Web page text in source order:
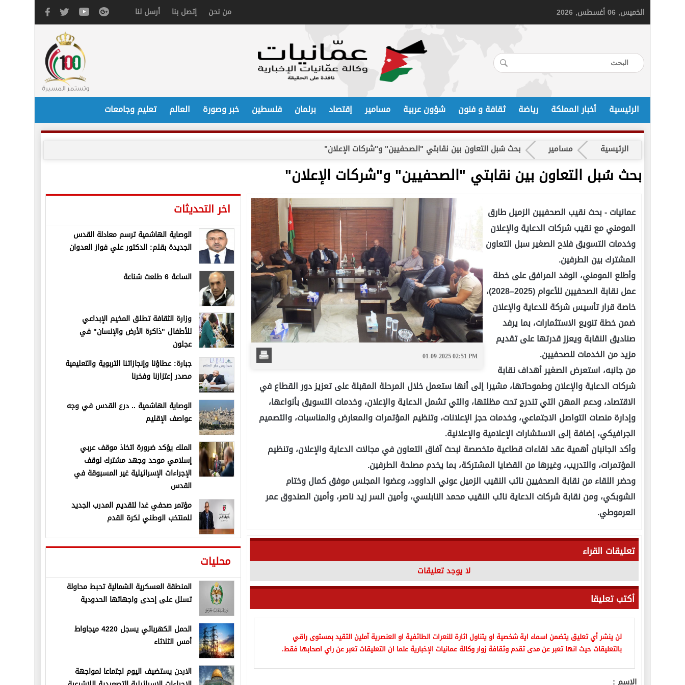
الخميس, 06 أغسطس, 2026 من نحن إتصل بنا أرسل لنا
الرئيسية أخبار المملكة رياضة ثقافة و فنون شؤون عربية مسامير إقتصاد برلمان فلسطين خبر وصورة العالم تعليم وجامعات
الرئيسية مسامير بحث سُبل التعاون بين نقابتي "الصحفيين" و"شركات الإعلان"
بحث سُبل التعاون بين نقابتي "الصحفيين" و"شركات الإعلان"
01-09-2025 02:51 PM
عمانيات -بحث نقيب الصحفيين الزميل طارق
المومني مع نقيب شركات الدعاية والإعلان
وخدمات التسويق فلاح الصغير سبل التعاون
المشترك بين الطرفين.
وأطلع المومني، الوفد المرافق على خطة
عمل نقابة الصحفيين للأعوام (2025–2028)،
خاصة قرار تأسيس شركة للدعاية والإعلان
ضمن خطة تنويع الاستثمارات، بما يرفد
صناديق النقابة ويعزز قدرتها على تقديم
مزيد من الخدمات للصحفيين.
من جانبه، استعرض الصغير أهداف نقابة
شركات الدعاية والإعلان وطموحاتها، مشيرا إلى أنها ستعمل خلال المرحلة المقبلة على تعزيز دور القطاع في
الاقتصاد، ودعم المهن التي تندرج تحت مظلتها، والتي تشمل الدعاية والإعلان، وخدمات التسويق بأنواعها،
وإدارة منصات التواصل الاجتماعي، وخدمات حجز الإعلانات، وتنظيم المؤتمرات والمعارض والمناسبات، والتصميم
الجرافيكي، إضافة إلى الاستشارات الإعلامية والإعلانية.
وأكد الجانبان أهمية عقد لقاءات قطاعية متخصصة لبحث آفاق التعاون في مجالات الدعاية والإعلان، وتنظيم
المؤتمرات، والتدريب، وغيرها من القضايا المشتركة، بما يخدم مصلحة الطرفين.
وحضر اللقاء من نقابة الصحفيين نائب النقيب الزميل عوني الداوود، وعضوا المجلس موفق كمال وختام
الشوبكي، ومن نقابة شركات الدعاية نائب النقيب محمد النابلسي، وأمين السر زيد ناصر، وأمين الصندوق عمر
العرموطي.
تعليقات القراء
لا يوجد تعليقات
أكتب تعليقا
لن ينشر أي تعليق يتضمن اسماء اية شخصية او يتناول اثارة للنعرات الطائفية او العنصرية آملين التقيد بمستوى راقي
بالتعليقات حيث انها تعبر عن مدى تقدم وثقافة زوار وكالة عمانيات الإخبارية علما ان التعليقات تعبر عن راي اصحابها فقط.
الاسم :
اخر التحديثات
الوصاية الهاشمية ترسم معادلة القدس
الجديدة بقلم: الدكتور علي فواز العدوان
الساعة 6 طلعت شناعة
وزارة الثقافة تطلق المخيم الإبداعي
للأطفال "ذاكرة الأرض والإنسان" في
عجلون
جبارة: عطاؤنا وإنجازاتنا التربوية والتعليمية
مصدر إعتزازنا وفخرنا
الوصاية الهاشمية .. درع القدس في وجه
عواصف الإقليم
الملك يؤكد ضرورة اتخاذ موقف عربي
إسلامي موحد وجهد مشترك لوقف
الإجراءات الإسرائيلية غير المسبوقة في
القدس
مؤتمر صحفي غدا لتقديم المدرب الجديد
للمنتخب الوطني لكرة القدم
محليات
المنطقة العسكرية الشمالية تحبط محاولة
تسلل على إحدى واجهاتها الحدودية
الحمل الكهربائي يسجل 4220 ميجاواط
أمس الثلاثاء
الاردن يستضيف اليوم اجتماعا لمواجهة